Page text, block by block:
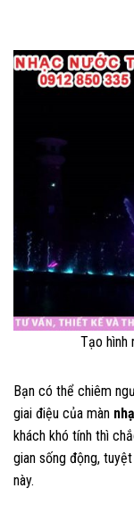
Tạo hình
Bạn có thể chiêm
giai điệu của màn
khách khó tính thì
gian sống động,
này.